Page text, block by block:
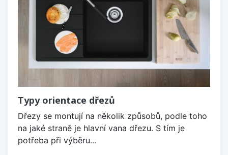
Typy orientace dřezů
Dřezy se montují na několik způsobů, podle toho
na jaké straně je hlavní vana dřezu. S tím je
potřeba při výběru...